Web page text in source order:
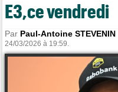
E3,ce vendredi
Par Paul-Antoine STEVENIN
24/03/2026 à 19:59.